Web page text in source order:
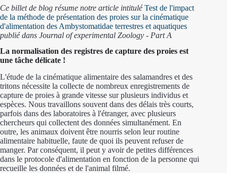
Ce billet de blog résume notre article intituléTest de l'impact
de la méthode de présentation des proies sur la cinématique
d'alimentation des Ambystomatidae terrestres et aquatiques
publié dans Journal of experimental Zoology - Part A
La normalisation des registres de capture des proies est
une tâche délicate !
L'étude de la cinématique alimentaire des salamandres et des
tritons nécessite la collecte de nombreux enregistrements de
capture de proies à grande vitesse sur plusieurs individus et
espèces. Nous travaillons souvent dans des délais très courts,
parfois dans des laboratoires à l'étranger, avec plusieurs
chercheurs qui collectent des données simultanément. En
outre, les animaux doivent être nourris selon leur routine
alimentaire habituelle, faute de quoi ils peuvent refuser de
manger. Par conséquent, il peut y avoir de petites différences
dans le protocole d'alimentation en fonction de la personne qui
recueille les données et de l'animal filmé.